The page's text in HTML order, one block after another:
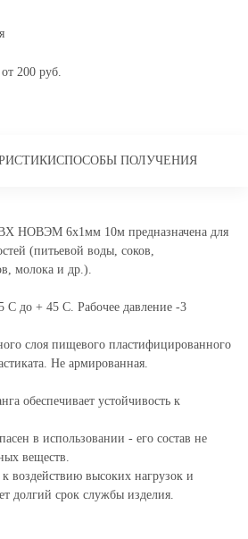
от 200 руб.
СПОСОБЫ ПОЛУЧЕНИЯ
НОВЭМ 6x1мм 10м предназначена для
(питьевой воды, соков,
молока и др.).
С до + 45 С. Рабочее давление -3
слоя пищевого пластифицированного
Не армированная.
обеспечивает устойчивость к
в использовании - его состав не
веществ.
воздействию высоких нагрузок и
долгий срок службы изделия.